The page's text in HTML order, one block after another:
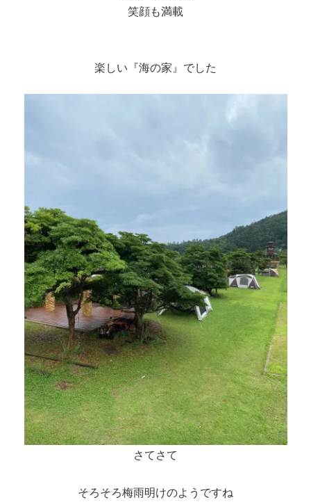
笑顔も満載
楽しい『海の家』でした
さてさて
そろそろ梅雨明けのようですね